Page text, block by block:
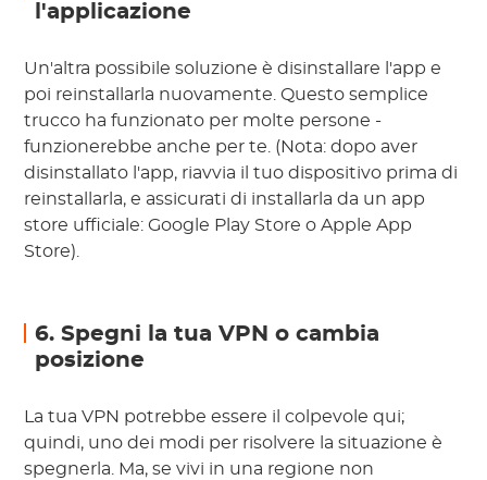
l'applicazione
Un'altra possibile soluzione è disinstallare l'app e
poi reinstallarla nuovamente. Questo semplice
trucco ha funzionato per molte persone -
funzionerebbe anche per te. (Nota: dopo aver
disinstallato l'app, riavvia il tuo dispositivo prima di
reinstallarla, e assicurati di installarla da un app
store ufficiale: Google Play Store o Apple App
Store).
6. Spegni la tua VPN o cambia
posizione
La tua VPN potrebbe essere il colpevole qui;
quindi, uno dei modi per risolvere la situazione è
spegnerla. Ma, se vivi in una regione non